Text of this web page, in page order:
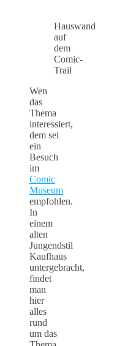
Hauswand
auf
dem
Comic-
Trail
Wen
das
Thema
interessiert,
dem sei
ein
Besuch
im
Comic
Museum
empfohlen.
In
einem
alten
Jungendstil
Kaufhaus
untergebracht,
findet
man
hier
alles
rund
um das